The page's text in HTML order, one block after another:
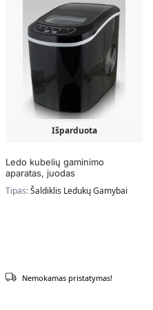
Išparduota
Ledo kubelių gaminimo
aparatas, juodas
Tipas:Šaldiklis Ledukų Gamybai
Nemokamas pristatymas!